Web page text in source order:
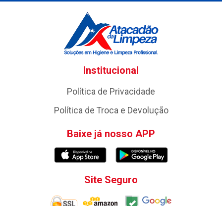
Institucional
Política de Privacidade
Política de Troca e Devolução
Baixe já nosso APP
Site Seguro